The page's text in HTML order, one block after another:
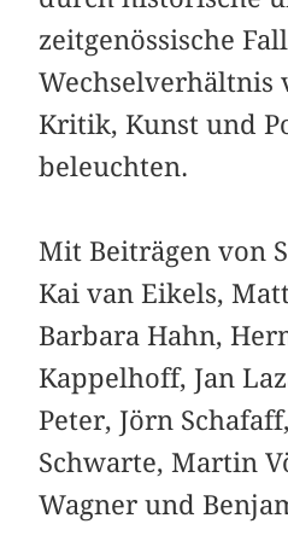
zeitgenössische
Wechselverhältnis
Kritik, Kunst und
beleuchten.
Mit Beiträgen von
Kai van Eikels,
Barbara Hahn,
Kappelhoff, Jan
Peter, Jörn
Schwarte, Martin
Wagner und